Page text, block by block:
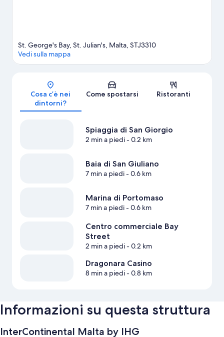
Mappa
St. George's Bay, St. Julian's, Malta, STJ3310
Vedi sulla mappa
Cosa c’è nei
dintorni?
Come spostarsi Ristoranti
Spiaggia di San Giorgio
2 min a piedi- 0.2 km
Baia di San Giuliano
7 min a piedi- 0.6 km
Marina di Portomaso
7 min a piedi- 0.6 km
Centro commerciale Bay
Street
2 min a piedi- 0.2 km
Dragonara Casino
8 min a piedi- 0.8 km
Informazioni su questa struttura
InterContinental Malta by IHG